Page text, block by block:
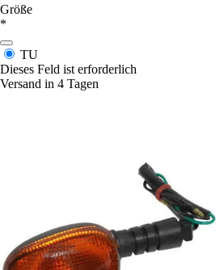
Größe
*
TU
Dieses Feld ist erforderlich
Versand in 4 Tagen